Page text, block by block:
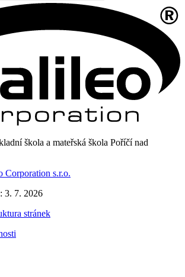
škola a mateřská škola Poříčí nad
Corporation s.r.o.
3. 7. 2026
stránek